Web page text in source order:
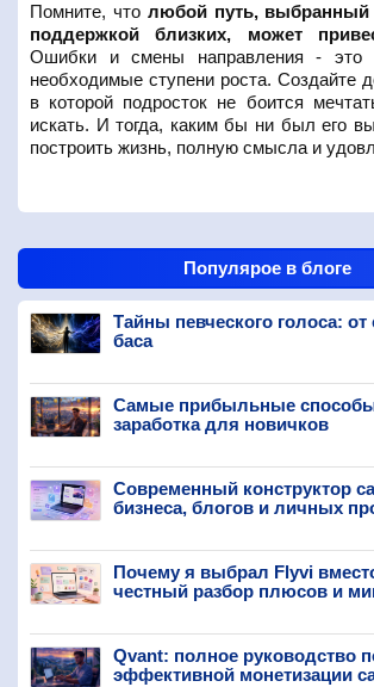
Помните, что любой путь, выбранный
поддержкой близких, может
Ошибки и смены направления - это
необходимые ступени роста. Создайте
в которой подросток не боится
искать. И тогда, каким бы ни был его
построить жизнь, полную смысла и
Популярое в блоге
Тайны певческого голоса:
баса
Самые прибыльные
заработка для новичков
Современный конструктор
бизнеса, блогов и личных
Почему я выбрал Flyvi
честный разбор плюсов и
Qvant: полное руководство
эффективной монетизации